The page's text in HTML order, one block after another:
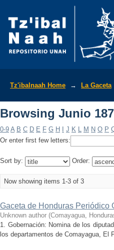
Tz'ibalnaah Home → La Gaceta
Browsing Junio
0-9 A B C D E F G H J K L M N O P
Or enter first few letters:
Sort by: Order:
Now showing items 1-3 of 3
Gaceta de Honduras Periódico
Unknown author (Comayagua,
1. Gobernación: Nomina de los
los departamentos de Comayagua,